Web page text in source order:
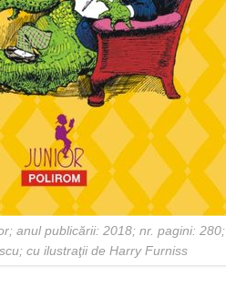
anul publicării: 2018; nr. pagini: 280;
; cu ilustraţii de Harry Furniss